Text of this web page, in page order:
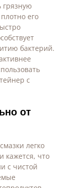
его
бактерий.
с
от
легко
кажется, что
с чистой